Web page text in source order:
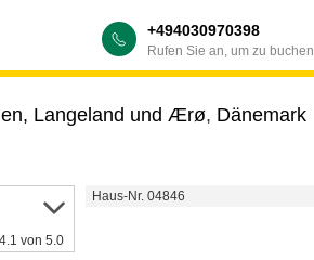
+494030970398
Rufen Sie an, um zu buchen
Langeland und Ærø, Dänemark
Haus-Nr. 04846
4.1 von 5.0